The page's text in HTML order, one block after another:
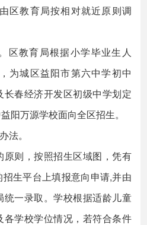
区教育局按相对就近原则调
教育局根据小学毕业生人
为城区益阳市第六中学初中
春经济开发区初级中学划定
阳万源学校面向全区招生。
。
则，按照招生区域图，凭有
生平台上填报意向申请,并由
一录取。学校根据适龄儿童
学校学位情况，若符合条件